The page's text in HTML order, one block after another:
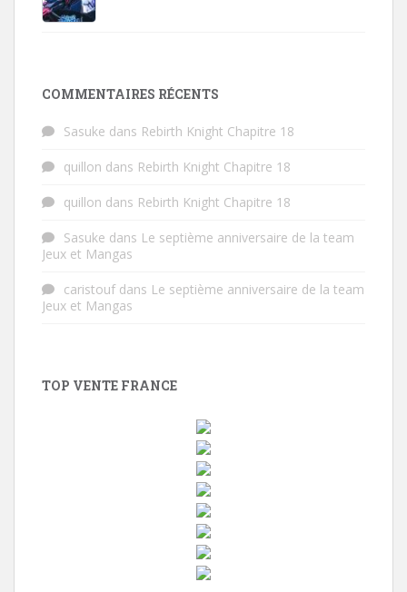
COMMENTAIRES RÉCENTS
Sasuke dans Rebirth Knight Chapitre 18
quillon dans Rebirth Knight Chapitre 18
quillon dans Rebirth Knight Chapitre 18
Sasuke dans Le septième anniversaire de la team
Jeux et Mangas
caristoufdans Le septième anniversaire de la team
Jeux et Mangas
TOP VENTE FRANCE